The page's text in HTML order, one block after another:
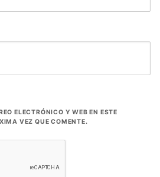
ELECTRÓNICO Y WEB EN ESTE
VEZ QUE COMENTE.